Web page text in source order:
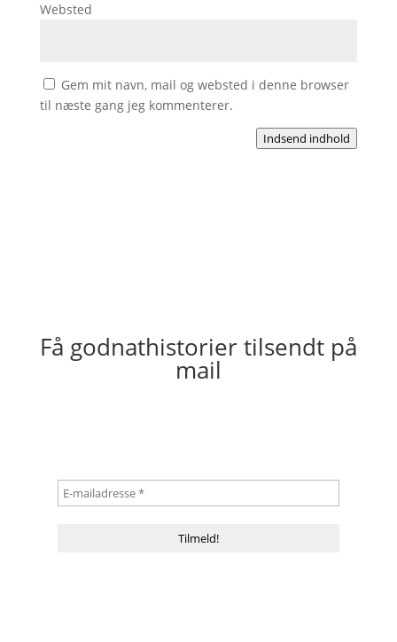
Websted
Gem mit navn, mail og websted i denne browser
til næste gang jeg kommenterer.
Indsend indhold
Få godnathistorier tilsendt på
mail